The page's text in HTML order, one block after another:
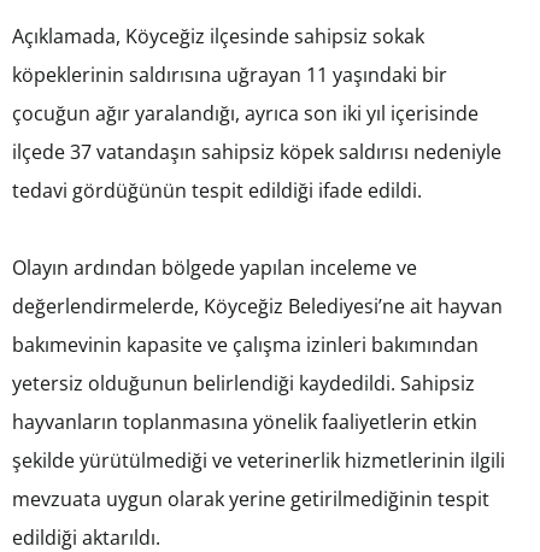
Açıklamada, Köyceğiz ilçesinde sahipsiz sokak
köpeklerinin saldırısına uğrayan 11 yaşındaki bir
çocuğun ağır yaralandığı, ayrıca son iki yıl içerisinde
ilçede 37 vatandaşın sahipsiz köpek saldırısı nedeniyle
tedavi gördüğünün tespit edildiği ifade edildi.
Olayın ardından bölgede yapılan inceleme ve
değerlendirmelerde, Köyceğiz Belediyesi’ne ait hayvan
bakımevinin kapasite ve çalışma izinleri bakımından
yetersiz olduğunun belirlendiği kaydedildi. Sahipsiz
hayvanların toplanmasına yönelik faaliyetlerin etkin
şekilde yürütülmediği ve veterinerlik hizmetlerinin ilgili
mevzuata uygun olarak yerine getirilmediğinin tespit
edildiği aktarıldı.